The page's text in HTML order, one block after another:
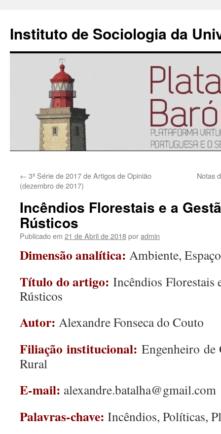
Instituto de Sociologia da
para
conteúdo
← 3ª Série de 2017 de Artigos de Opinião
(dezembro de 2017)
Notas
Incêndios Florestais e a
Rústicos
Publicado em 21 de Abril de 2018poradmin
Dimensão analítica: Ambiente,
Título do artigo: Incêndios Florestais
Rústicos
Autor: Alexandre Fonseca do Couto
Filiação institucional: Engenheiro de
Rural
E-mail: alexandre.batalha@gmail.com
Palavras-chave: Incêndios, Políticas,